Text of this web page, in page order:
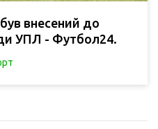
внесений до
УПЛ - Футбол24.